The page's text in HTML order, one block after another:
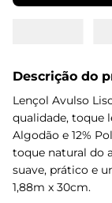
Descrição do
Lençol Avulso
qualidade, toque
Algodão e 12%
toque natural do
suave, prático e
1,88m x 30cm.